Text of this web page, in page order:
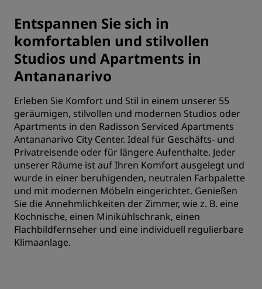
Entspannen Sie sich in
komfortablen und stilvollen
Studios und Apartments in
Antananarivo
Erleben Sie Komfort und Stil in einem unserer 55
geräumigen, stilvollen und modernen Studios oder
Apartments in den Radisson Serviced Apartments
Antananarivo City Center. Ideal für Geschäfts- und
Privatreisende oder für längere Aufenthalte. Jeder
unserer Räume ist auf Ihren Komfort ausgelegt und
wurde in einer beruhigenden, neutralen Farbpalette
und mit modernen Möbeln eingerichtet. Genießen
Sie die Annehmlichkeiten der Zimmer, wie z. B. eine
Kochnische, einen Minikühlschrank, einen
Flachbildfernseher und eine individuell regulierbare
Klimaanlage.